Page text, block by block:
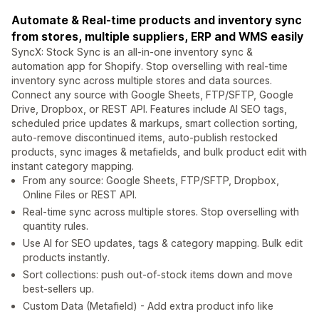
Automate & Real-time products and inventory sync
from stores, multiple suppliers, ERP and WMS easily
SyncX: Stock Sync is an all-in-one inventory sync &
automation app for Shopify. Stop overselling with real-time
inventory sync across multiple stores and data sources.
Connect any source with Google Sheets, FTP/SFTP, Google
Drive, Dropbox, or REST API. Features include AI SEO tags,
scheduled price updates & markups, smart collection sorting,
auto-remove discontinued items, auto-publish restocked
products, sync images & metafields, and bulk product edit with
instant category mapping.
From any source: Google Sheets, FTP/SFTP, Dropbox,
Online Files or REST API.
Real-time sync across multiple stores. Stop overselling with
quantity rules.
Use AI for SEO updates, tags & category mapping. Bulk edit
products instantly.
Sort collections: push out-of-stock items down and move
best-sellers up.
Custom Data (Metafield) - Add extra product info like